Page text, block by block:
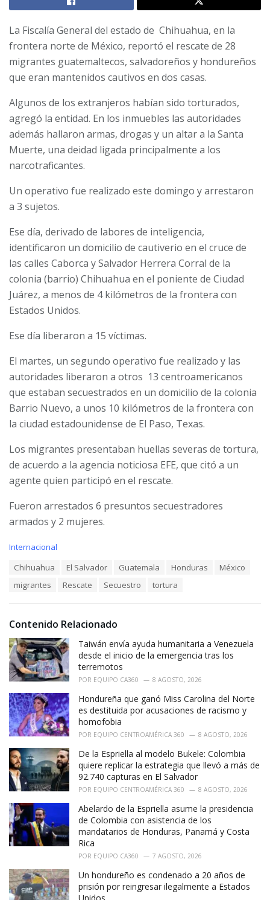
La Fiscalía General del estado de Chihuahua, en la
frontera norte de México, reportó el rescate de 28
migrantes guatemaltecos, salvadoreños y hondureños
que eran mantenidos cautivos en dos casas.
Algunos de los extranjeros habían sido torturados,
agregó la entidad. En los inmuebles las autoridades
además hallaron armas, drogas y un altar a la Santa
Muerte, una deidad ligada principalmente a los
narcotraficantes.
Un operativo fue realizado este domingo y arrestaron
a 3 sujetos.
Ese día, derivado de labores de inteligencia,
identificaron un domicilio de cautiverio en el cruce de
las calles Caborca y Salvador Herrera Corral de la
colonia (barrio) Chihuahua en el poniente de Ciudad
Juárez, a menos de 4 kilómetros de la frontera con
Estados Unidos.
Ese día liberaron a 15 víctimas.
El martes, un segundo operativo fue realizado y las
autoridades liberaron a otros 13 centroamericanos
que estaban secuestrados en un domicilio de la colonia
Barrio Nuevo, a unos 10 kilómetros de la frontera con
la ciudad estadounidense de El Paso, Texas.
Los migrantes presentaban huellas severas de tortura,
de acuerdo a la agencia noticiosa EFE, que citó a un
agente quien participó en el rescate.
Fueron arrestados 6 presuntos secuestradores
armados y 2 mujeres.
C
i
s
:
Internacional
Chihuahua El Salvador Guatemala Honduras
México
migrantes
Rescate Secuestro tortura
Contenido Relacionado
Taiwán envía ayuda humanitaria a Venezuela
desde el inicio de la emergencia tras los
terremotos
POR EQUIPO CA360 8 AGOSTO, 2026
Hondureña que ganó Miss Carolina del Norte
es destituida por acusaciones de racismo y
homofobia
POR EQUIPO CENTROAMÉRICA 360 8 AGOSTO, 2026
De la Espriella al modelo Bukele: Colombia
quiere replicar la estrategia que llevó a más de
92.740 capturas en El Salvador
POR EQUIPO CENTROAMÉRICA 360 8 AGOSTO, 2026
Abelardo de la Espriella asume la presidencia
de Colombia con asistencia de los
mandatarios de Honduras, Panamá y Costa
Rica
POR EQUIPO CA360 7 AGOSTO, 2026
Un hondureño es condenado a 20 años de
prisión por reingresar ilegalmente a Estados